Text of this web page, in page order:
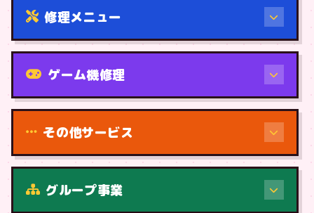
修理メニュー
機種から
ゲーム機修理
その他サービス
グループ事業